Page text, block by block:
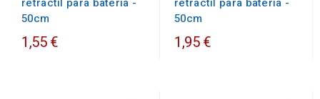
50cm
1,55 €
50cm
1,95 €